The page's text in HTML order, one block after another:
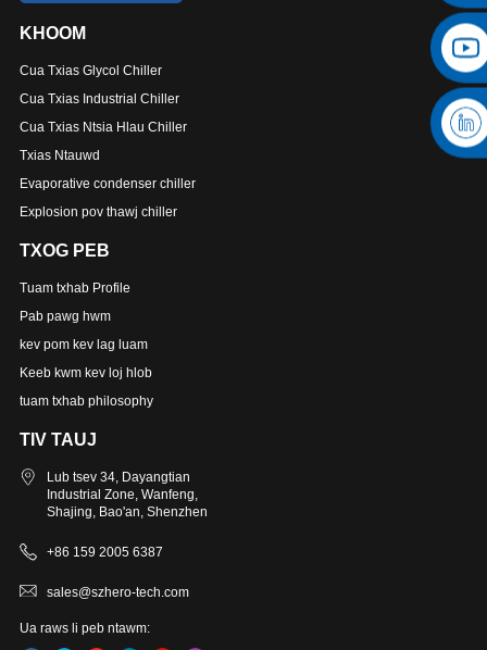
KHOOM
Cua Txias Glycol Chiller
Cua Txias Industrial Chiller
Cua Txias Ntsia Hlau Chiller
Txias Ntauwd
Evaporative condenser chiller
Explosion pov thawj chiller
TXOG PEB
Tuam txhab Profile
Pab pawg hwm
kev pom kev lag luam
Keeb kwm kev loj hlob
tuam txhab philosophy
TIV TAUJ
Lub tsev 34, Dayangtian
Industrial Zone, Wanfeng,
Shajing, Bao'an, Shenzhen
+86 159 2005 6387
sales@szhero-tech.com
Ua raws li peb ntawm: